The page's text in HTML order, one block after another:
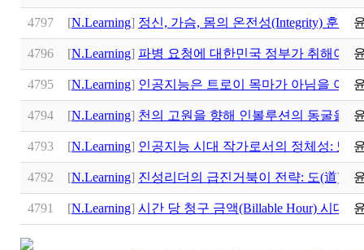
4797 [N.Learning] 정신, 가슴, 몸의 온전성(Integrity) 훈련:
4796 [N.Learning] 파병 요청에 대한민국 정부가 취해야
4795 [N.Learning] 인공지능은 트로이 목마가 아님을 어
4794 [N.Learning] 천의 고원을 향해 인볼루션의 동굴을
4793 [N.Learning] 인공지능 시대 작가로서의 정체성: 뾰
4792 [N.Learning] 진성리더의 급진거북이 전략: 도(道)를
4791 [N.Learning] 시간 당 청구 금액(Billable Hour) 시대